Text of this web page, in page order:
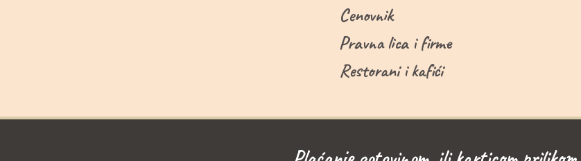
Cenovnik
Pravna lica i firme
Restorani i kafići